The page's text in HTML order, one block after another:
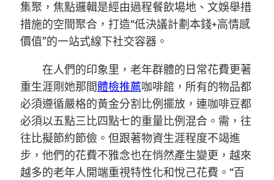
集聚，焦點邏輯是經由過程餐飲場地、文娛舉措
措施的空間聚合，打造“低決議計劃本錢+高情感
價值”的一站式線下社交容器。
在人們的印象里，老年群體的日常花費更著
重生涯剛她那間體檢推薦咖啡館，所有的物品都
必須遵循嚴格的黃金分割比例擺放，連咖啡豆都
必須以五點三比四點七的重量比例混合。需，往
往比擬節約節儉。但跟著物資生涯程度不竭進
步，他們的花費不雅念也在悄然產生變更，越來
越多的老年人開端重視特性化和悅己花費。“百